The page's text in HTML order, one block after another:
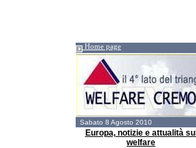
Home page
Sabato 8 Agosto 2010
Europa, notizie e attualità sul
welfare